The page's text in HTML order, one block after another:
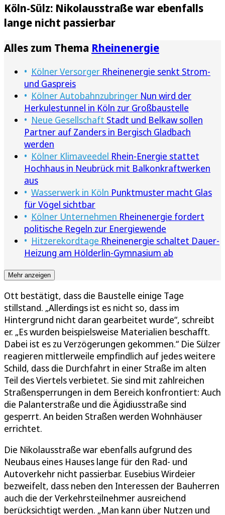
Köln-Sülz: Nikolausstraße war ebenfalls
lange nicht passierbar
Alles zum Thema Rheinenergie
Kölner Versorger Rheinenergie senkt Strom-
und Gaspreis
Kölner Autobahnzubringer Nun wird der
Herkulestunnel in Köln zur Großbaustelle
Neue Gesellschaft Stadt und Belkaw sollen
Partner auf Zanders in Bergisch Gladbach
werden
Kölner Klimaveedel Rhein-Energie stattet
Hochhaus in Neubrück mit Balkonkraftwerken
aus
Wasserwerk in Köln Punktmuster macht Glas
für Vögel sichtbar
Kölner Unternehmen Rheinenergie fordert
politische Regeln zur Energiewende
Hitzerekordtage Rheinenergie schaltet Dauer-
Heizung am Hölderlin-Gymnasium ab
Mehr anzeigen
Ott bestätigt, dass die Baustelle einige Tage
stillstand. „Allerdings ist es nicht so, dass im
Hintergrund nicht daran gearbeitet wurde“, schreibt
er. „Es wurden beispielsweise Materialien beschafft.
Dabei ist es zu Verzögerungen gekommen.“ Die Sülzer
reagieren mittlerweile empfindlich auf jedes weitere
Schild, dass die Durchfahrt in einer Straße im alten
Teil des Viertels verbietet. Sie sind mit zahlreichen
Straßensperrungen in dem Bereich konfrontiert: Auch
die Palanterstraße und die Ägidiusstraße sind
gesperrt. An beiden Straßen werden Wohnhäuser
errichtet.
Die Nikolausstraße war ebenfalls aufgrund des
Neubaus eines Hauses lange für den Rad- und
Autoverkehr nicht passierbar. Eusebius Wirdeier
bezweifelt, dass neben den Interessen der Bauherren
auch die der Verkehrsteilnehmer ausreichend
berücksichtigt werden. „Man kann über Nutzen und